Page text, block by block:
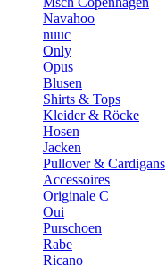
Navahoo
nuuc
Only
Opus
Blusen
Shirts & Tops
Kleider & Röcke
Hosen
Jacken
Pullover & Cardigans
Accessoires
Originale C
Oui
Purschoen
Rabe
Ricano